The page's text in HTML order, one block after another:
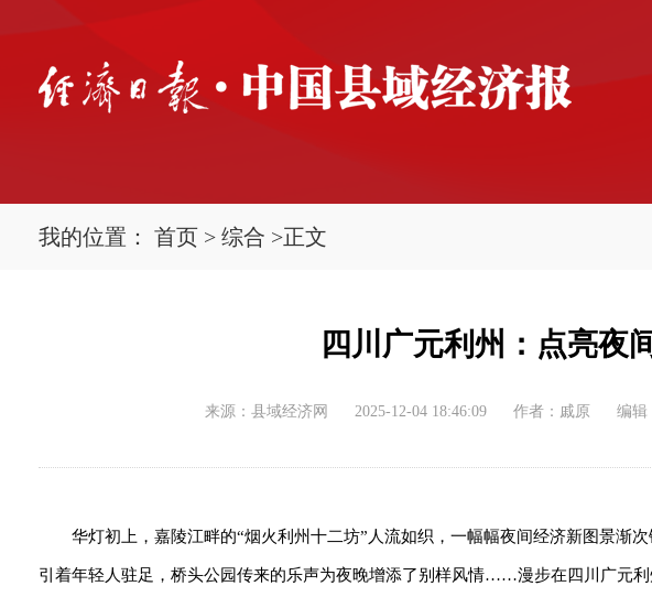
我的位置： 首页 > 综合 >正文
四川广元利州：点亮夜
来源：县域经济网 2025-12-04 18:46:09 作者：戚原 编辑
华灯初上，嘉陵江畔的“烟火利州十二坊”人流如织，一幅幅夜间经济新图景渐
引着年轻人驻足，桥头公园传来的乐声为夜晚增添了别样风情……漫步在四川广元